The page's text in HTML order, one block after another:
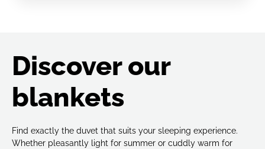
Discover our
blankets
Find exactly the duvet that suits your sleeping experience.
Whether pleasantly light for summer or cuddly warm for